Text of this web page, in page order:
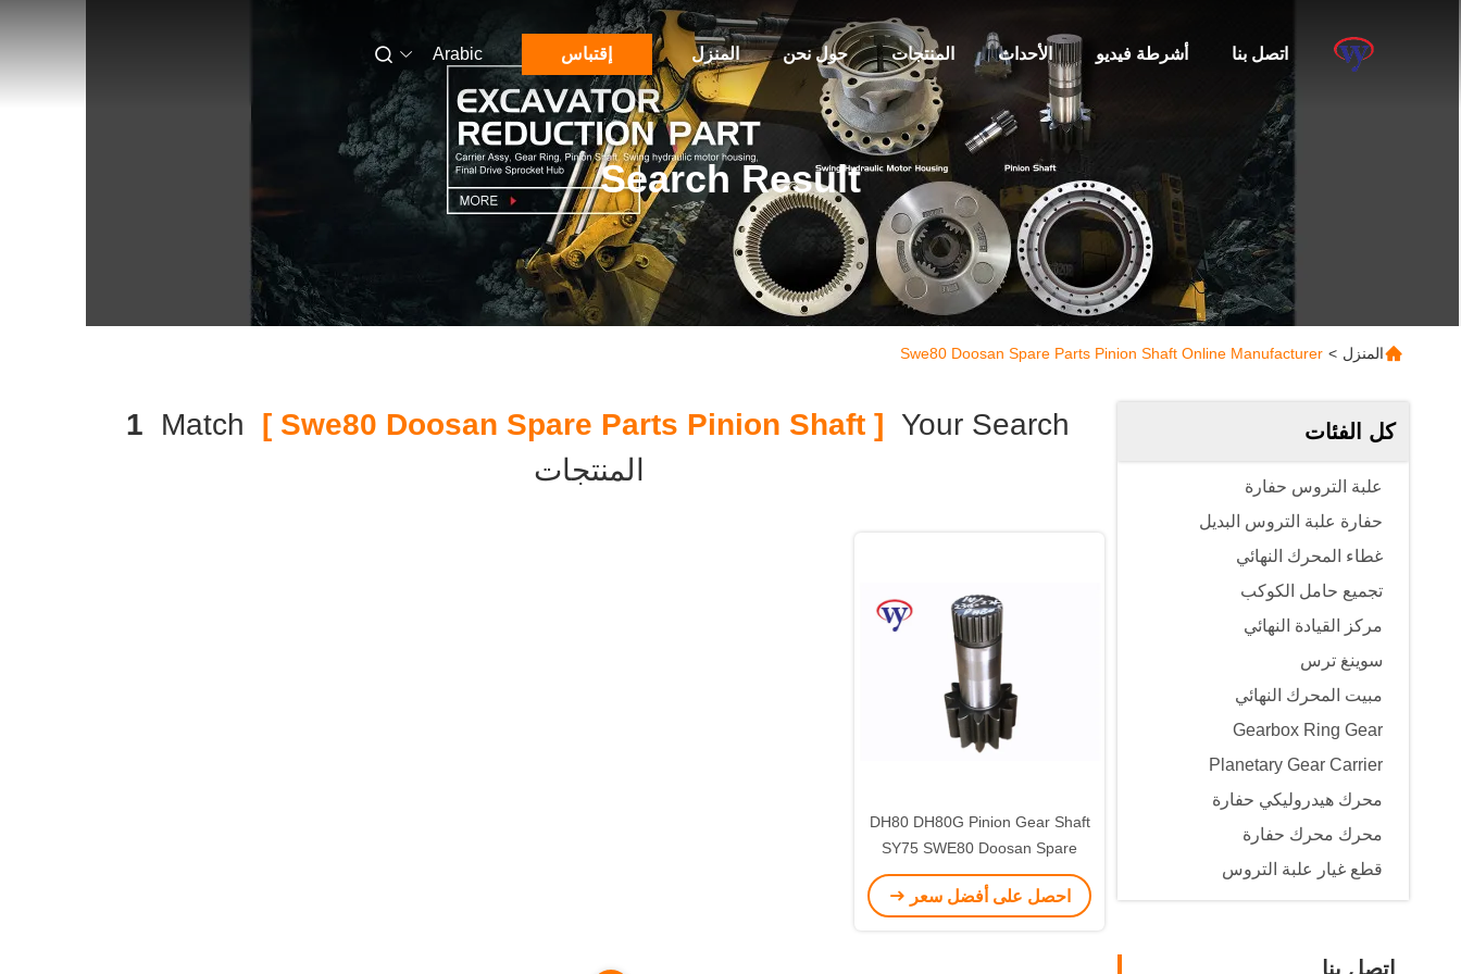
المنزل حول نحن المنتجات الأحداث أشرطة فيديو اتصل بنا إقتباس Arabic
Search Result
المنزل >
Swe80 Doosan Spare Parts Pinion Shaft Online Manufacturer
كل الفئات
علبة التروس حفارة
حفارة علبة التروس البديل
غطاء المحرك النهائي
تجميع حامل الكوكب
مركز القيادة النهائي
سوينغ ترس
مبيت المحرك النهائي
Gearbox Ring Gear
Planetary Gear Carrier
محرك هيدروليكي حفارة
محرك محرك حفارة
قطع غيار علبة التروس
اتصل بنا
Your Search
[ Swe80 Doosan Spare Parts Pinion Shaft ]
1
المنتجات
DH80 DH80G Pinion Gear Shaft
SY75 SWE80 Doosan Spare
Parts Pinion Shaft
احصل على أفضل سعر